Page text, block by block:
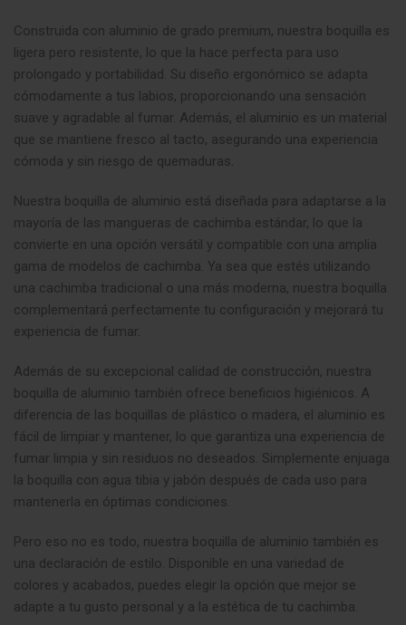
Construida con aluminio de grado premium, nuestra boquilla es
ligera pero resistente, lo que la hace perfecta para uso
prolongado y portabilidad. Su diseño ergonómico se adapta
cómodamente a tus labios, proporcionando una sensación
suave y agradable al fumar. Además, el aluminio es un material
que se mantiene fresco al tacto, asegurando una experiencia
cómoda y sin riesgo de quemaduras.
Nuestra boquilla de aluminio está diseñada para adaptarse a la
mayoría de las mangueras de cachimba estándar, lo que la
convierte en una opción versátil y compatible con una amplia
gama de modelos de cachimba. Ya sea que estés utilizando
una cachimba tradicional o una más moderna, nuestra boquilla
complementará perfectamente tu configuración y mejorará tu
experiencia de fumar.
Además de su excepcional calidad de construcción, nuestra
boquilla de aluminio también ofrece beneficios higiénicos. A
diferencia de las boquillas de plástico o madera, el aluminio es
fácil de limpiar y mantener, lo que garantiza una experiencia de
fumar limpia y sin residuos no deseados. Simplemente enjuaga
la boquilla con agua tibia y jabón después de cada uso para
mantenerla en óptimas condiciones.
Pero eso no es todo, nuestra boquilla de aluminio también es
una declaración de estilo. Disponible en una variedad de
colores y acabados, puedes elegir la opción que mejor se
adapte a tu gusto personal y a la estética de tu cachimba.